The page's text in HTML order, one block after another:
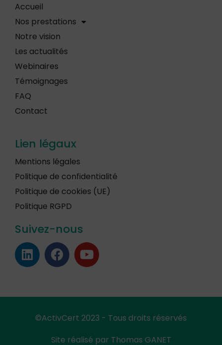
Accueil
Nos prestations
Notre vision
Les actualités
Webinaires
Témoignages
FAQ
Contact
Lien légaux
Mentions légales
Politique de confidentialité
Politique de cookies (UE)
Politique RGPD
Suivez-nous
©ActivCert 2023 - Tous droits réservés
Site réalisé par Thomas GANET